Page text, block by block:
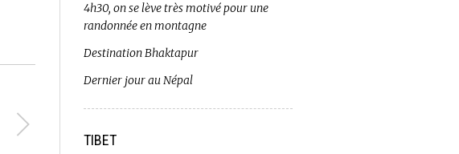
4h30, on se lève très motivé pour une
randonnée en montagne
Destination Bhaktapur
Dernier jour au Népal
TIBET